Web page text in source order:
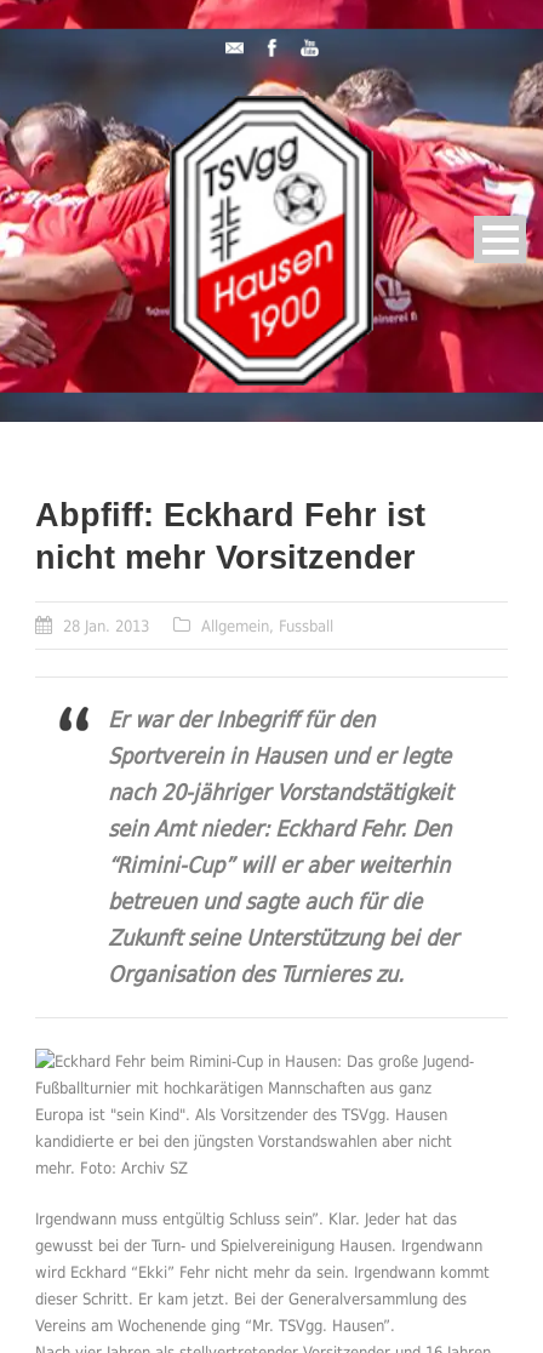
Abpfiff: Eckhard Fehr ist
nicht mehr Vorsitzender
28 Jan. 2013 Allgemein, Fussball
Er war der Inbegriff für den
Sportverein in Hausen und er legte
nach 20-jähriger Vorstandstätigkeit
sein Amt nieder: Eckhard Fehr. Den
“Rimini-Cup” will er aber weiterhin
betreuen und sagte auch für die
Zukunft seine Unterstützung bei der
Organisation des Turnieres zu.
Irgendwann muss entgültig Schluss sein”. Klar. Jeder hat das
gewusst bei der Turn- und Spielvereinigung Hausen. Irgendwann
wird Eckhard “Ekki” Fehr nicht mehr da sein. Irgendwann kommt
dieser Schritt. Er kam jetzt. Bei der Generalversammlung des
Vereins am Wochenende ging “Mr. TSVgg. Hausen”.